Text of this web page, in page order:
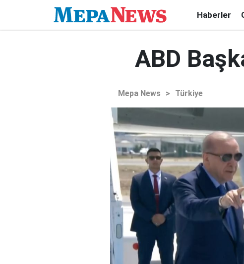
Haberler
ABD
Mepa News > Türkiye